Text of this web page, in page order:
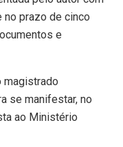
no prazo de cinco
e
magistrado
se manifestar, no
ao Ministério